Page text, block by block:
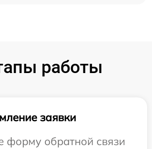
работы
заявки
форму обратной связи